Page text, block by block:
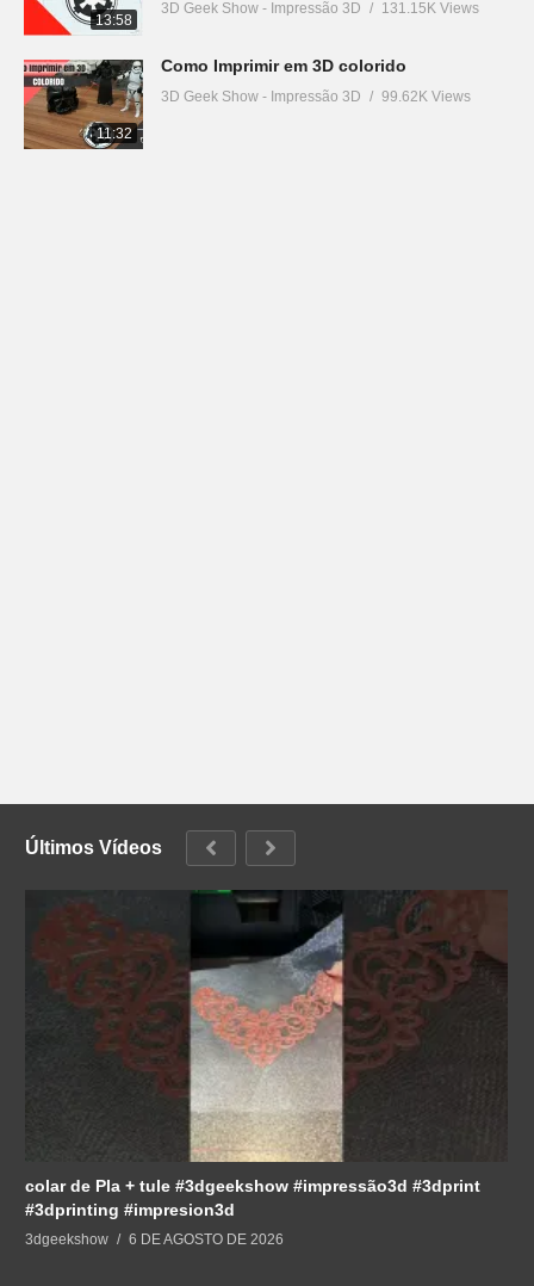
13:58
3D Geek Show - Impressão 3D 131.15K Views
11:32
Como Imprimir em 3D colorido
3D Geek Show - Impressão 3D 99.62K Views
Últimos Vídeos
colar de Pla + tule #3dgeekshow #impressão3d #3dprint
#3dprinting #impresion3d
3dgeekshow 6 DE AGOSTO DE 2026